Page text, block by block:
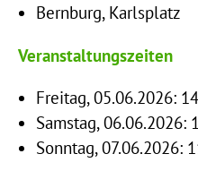
Bernburg, Karlsplatz
Veranstaltungszeiten
Freitag, 05.06.2026:
Samstag, 06.06.2026:
Sonntag, 07.06.2026: